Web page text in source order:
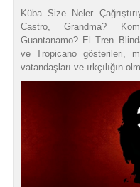
Küba Size Neler
Castro, Grandma?
Guantanamo? El Tren
ve Tropicano gösterileri,
vatandaşları ve ırkçılığın